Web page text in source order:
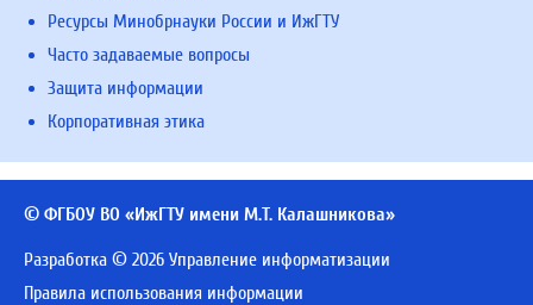
Ресурсы Минобрнауки России и ИжГТУ
Часто задаваемые вопросы
Защита информации
Корпоративная этика
© ФГБОУ ВО «ИжГТУ имени М.Т. Калашникова»
Разработка © 2026 Управление информатизации
Правила использования информации